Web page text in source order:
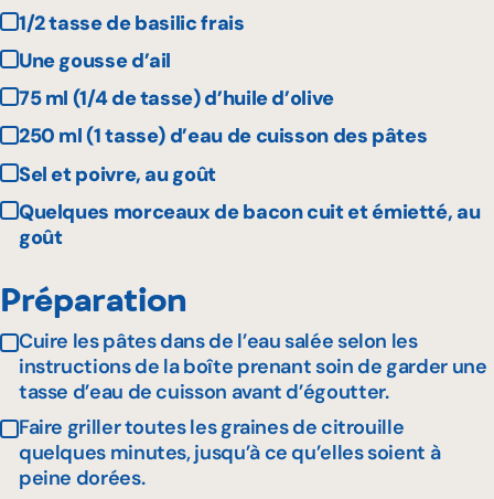
1/2 tasse de basilic frais
Une gousse d’ail
75 ml (1/4 de tasse) d’huile d’olive
250 ml (1 tasse) d’eau de cuisson des pâtes
Sel et poivre, au goût
Quelques morceaux de bacon cuit et émietté, au
goût
Préparation
Cuire les pâtes dans de l’eau salée selon les
instructions de la boîte prenant soin de garder une
tasse d’eau de cuisson avant d’égoutter.
Faire griller toutes les graines de citrouille
quelques minutes, jusqu’à ce qu’elles soient à
peine dorées.